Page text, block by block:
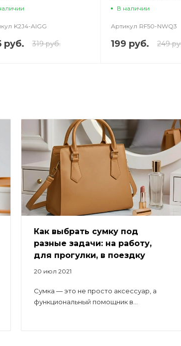
цвет
K2J4-AIGG
руб. 319 руб.
МАТОВАЯ
В наличии
Артикул RF50-NWQ3
199 руб. 249
Как выбрать сумку под
разные задачи: на работу,
для прогулки, в поездку
20 июл 2021
Сумка — это не просто аксессуар, а
функциональный помощник в...